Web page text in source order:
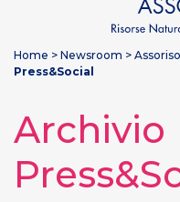
Home > Newsroom >
Press&Social
Archivio